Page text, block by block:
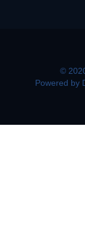
©
Powered by